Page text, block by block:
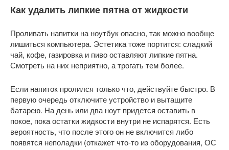
Как удалить липкие пятна от жидкости
Проливать напитки на ноутбук опасно, так можно вообще
лишиться компьютера. Эстетика тоже портится: сладкий
чай, кофе, газировка и пиво оставляют липкие пятна.
Смотреть на них неприятно, а трогать тем более.
Если напиток пролился только что, действуйте быстро. В
первую очередь отключите устройство и вытащите
батарею. На день или два ноут придется оставить в
покое, пока остатки жидкости внутри не испарятся. Есть
вероятность, что после этого он не включится либо
появятся неполадки (откажет что-то из оборудования, ОС